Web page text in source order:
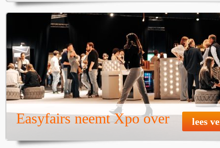
Easyfairs neemt Xpo over lees